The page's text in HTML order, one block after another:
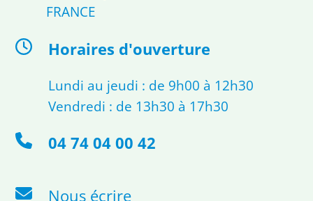
FRANCE
Horaires d'ouverture
Lundi au jeudi : de 9h00 à 12h30
Vendredi : de 13h30 à 17h30
04 74 04 00 42
Nous écrire